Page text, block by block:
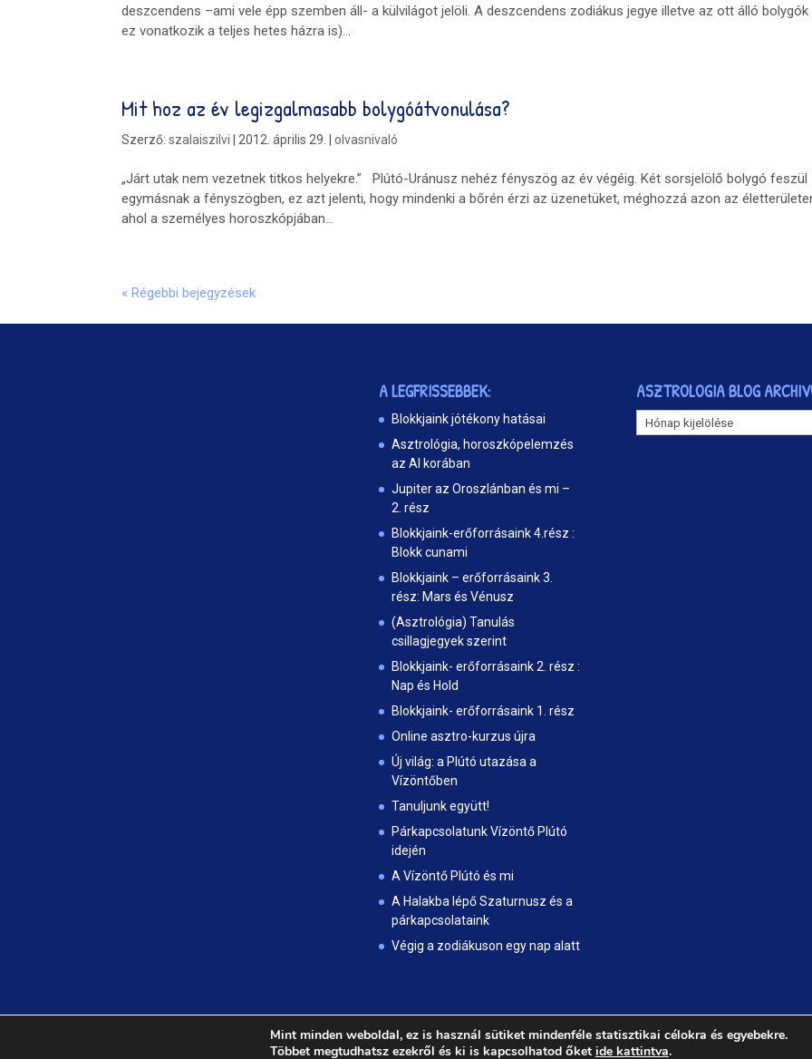
deszcendens –ami vele épp szemben áll- a külvilágot jelöli. A deszcendens zodiákus jegye illetve az ott álló bolygók
ez vonatkozik a teljes hetes házra is)...
Mit hoz az év legizgalmasabb bolygóátvonulása?
Szerző:szalaiszilvi 2012. április 29. |olvasnivaló
„Járt utak nem vezetnek titkos helyekre.” Plútó-Uránusz nehéz fényszög az év végéig. Két sorsjelölő bolygó feszül
egymásnak a fényszögben, ez azt jelenti, hogy mindenki a bőrén érzi az üzenetüket, méghozzá azon az
ahol a személyes horoszkópjában...
« Régebbi bejegyzések
A LEGFRISSEBBEK:
Blokkjaink jótékony hatásai
Asztrológia, horoszkópelemzés
az AI korában
Jupiter az Oroszlánban és mi –
2. rész
Blokkjaink-erőforrásaink 4.rész :
Blokk cunami
Blokkjaink – erőforrásaink 3.
rész: Mars és Vénusz
(Asztrológia) Tanulás
csillagjegyek szerint
Blokkjaink- erőforrásaink 2. rész :
Nap és Hold
Blokkjaink- erőforrásaink 1. rész
Online asztro-kurzus újra
Új világ: a Plútó utazása a
Vízöntőben
Tanuljunk együtt!
Párkapcsolatunk Vízöntő Plútó
idején
A Vízöntő Plútó és mi
A Halakba lépő Szaturnusz és a
párkapcsolataink
Végig a zodiákuson egy nap alatt
ASZTROLOGIA BLOG
ASZTROLOGIA
BLOG
© 2020 Dr Szalai Szilvia - Kulcsaparkapcsolathoz.hu |Adatkezelési tájékoztató
Mint minden weboldal, ez is használ sütiket mindenféle statisztikai célokra és egyebekre.
Többet megtudhatsz ezekről és ki is kapcsolhatod őket ide kattintva.